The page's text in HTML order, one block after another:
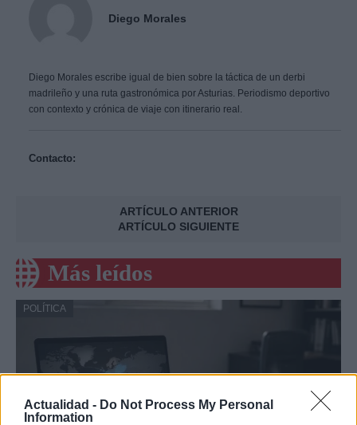
Actualidad - Do Not Process My Personal
Information
Diego Morales
Diego Morales escribe igual de bien sobre la táctica de un derbi
madrileño y una ruta gastronómica por Asturias. Periodismo deportivo
con contexto y crónica de viaje con itinerario real.
Contacto:
ARTÍCULO ANTERIOR
ARTÍCULO SIGUIENTE
Más leídos
POLÍTICA